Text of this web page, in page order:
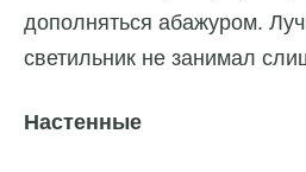
дополняться абажуром.
светильник не занимал
Настенные